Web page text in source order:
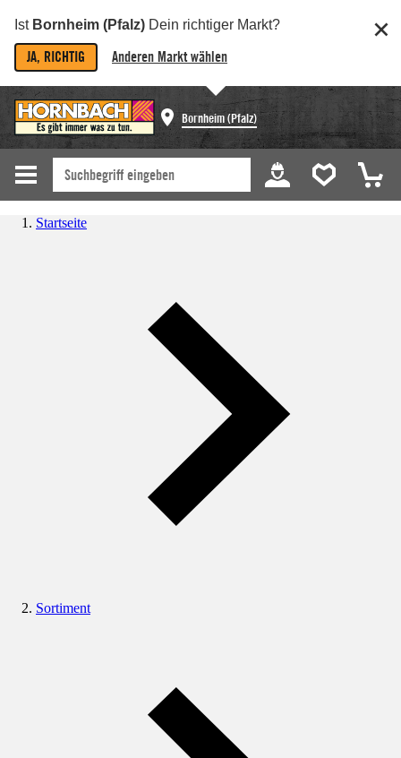
Ist Bornheim (Pfalz) Dein richtiger Markt?
JA, RICHTIG Anderen Markt wählen
Bornheim (Pfalz)
Startseite
Sortiment